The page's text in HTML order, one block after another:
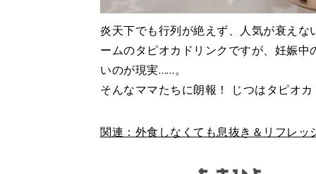
炎天下でも行列が絶えず、人気が衰え
ームのタピオカドリンクですが、妊娠
いのが現実……。
そんなママたちに朗報！ じつはタピオ
関連：外食しなくても息抜き＆リフレ